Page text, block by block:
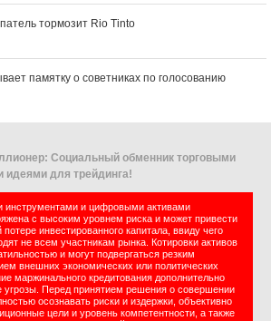
тормозит Rio Tinto
памятку о советниках по голосованию
Социальный обменник торговыми
идеями для трейдинга!
инструментами и цифровыми активами
с высоким уровнем риска и может привести
инвестированного капитала, ввиду чего
не всем участникам рынка. Котировки активов
и могут подвергаться резким
внешних экономических или политических
маржинального кредитования дополнительно
угрозы. Перед принятием решения о совершении
осознавать риски и издержки, объективно
цели и уровень компетентности, а также